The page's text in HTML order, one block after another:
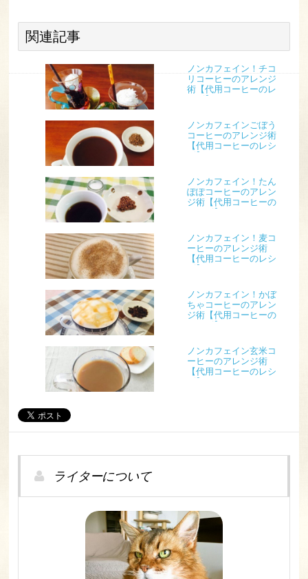
関連記事
ノンカフェイン！チコ
リコーヒーのアレンジ
術【代用コーヒーのレ
ノンカフェインごぼう
コーヒーのアレンジ術
【代用コーヒーのレシ
ノンカフェイン！たん
ぽぽコーヒーのアレン
ジ術【代用コーヒーの
ノンカフェイン！麦コ
ーヒーのアレンジ術
【代用コーヒーのレシ
ノンカフェイン！かぼ
ちゃコーヒーのアレン
ジ術【代用コーヒーの
ノンカフェイン玄米コ
ーヒーのアレンジ術
【代用コーヒーのレシ
ライターについて